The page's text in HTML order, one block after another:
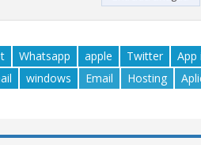
Whatsapp apple Twitter App
windows Email Hosting